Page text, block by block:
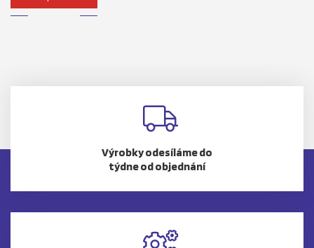
Výrobky odesíláme do
týdne od objednání